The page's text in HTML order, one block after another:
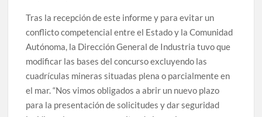
Tras la recepción de este informe y para evitar un
conflicto competencial entre el Estado y la Comunidad
Autónoma, la Dirección General de Industria tuvo que
modificar las bases del concurso excluyendo las
cuadrículas mineras situadas plena o parcialmente en
el mar. “Nos vimos obligados a abrir un nuevo plazo
para la presentación de solicitudes y dar seguridad